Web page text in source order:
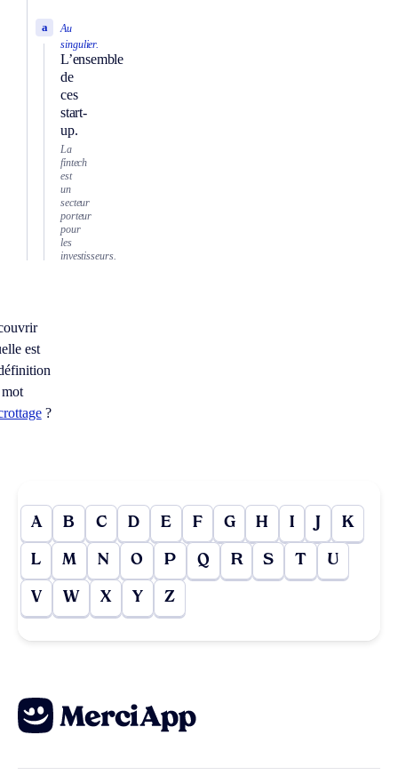
Au
singulier.
L’ensemble
de
ces
start-
up.
a
La
fintech
est
un
secteur
porteur
pour
les
investisseurs.
est
?
A B C D E F G H I J K
L M N O P Q R S T U
V W X Y Z